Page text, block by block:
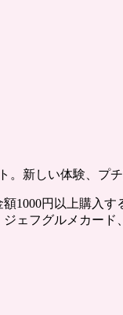
。新しい体験、プ
1000円以上購入す
ェフグルメカー